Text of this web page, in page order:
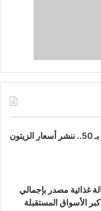
التفاحي بـ 110 والمنزنيلو بـ 50.. ننشر أسعار الزيتون
4300 رسالة غذائية مصدر بإجمالي